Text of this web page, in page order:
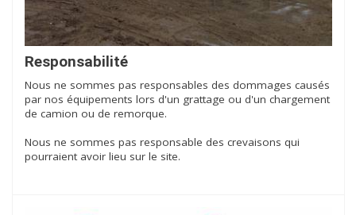
Responsabilité
Nous ne sommes pas responsables des dommages causés
par nos équipements lors d'un grattage ou d'un chargement
de camion ou de remorque.
Nous ne sommes pas responsable des crevaisons qui
pourraient avoir lieu sur le site.